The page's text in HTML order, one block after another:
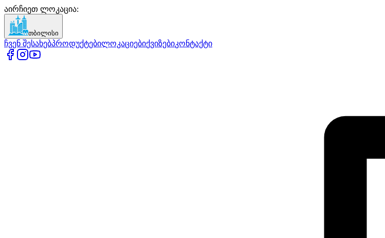
აირჩიეთ ლოკაცია:
თბილისი
ჩვენ შესახებპროდუქტებილოკაციებიქვიზებიკონტაქტი